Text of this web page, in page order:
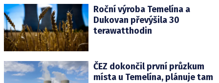
Roční výroba Temelína a
Dukovan převýšila 30
terawatthodin
ČEZ dokončil první průzkum
místa u Temelína, plánuje tam